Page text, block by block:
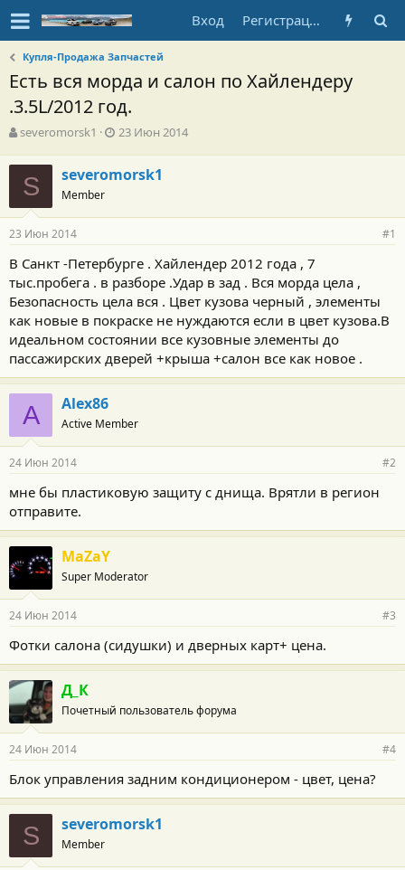
Вход Регистрация
Купля-Продажа Запчастей
Есть вся морда и салон по Хайлендеру
.3.5L/2012 год.
А
т
о
р
т
е
м
ы
severomorsk1
Д
а
а
л
а
23 Июн 2014
S severomorsk1
Member
23 Июн 2014 #1
В Санкт -Петербурге . Хайлендер 2012 года , 7
тыс.пробега . в разборе .Удар в зад . Вся морда цела ,
Безопасность цела вся . Цвет кузова черный , элементы
как новые в покраске не нуждаются если в цвет кузова.В
идеальном состоянии все кузовные элементы до
пассажирских дверей +крыша +салон все как новое .
A Alex86
Active Member
24 Июн 2014 #2
мне бы пластиковую защиту с днища. Врятли в регион
отправите.
MaZaY
Super Moderator
24 Июн 2014 #3
Фотки салона (сидушки) и дверных карт+ цена.
Д_К
Почетный пользователь форума
24 Июн 2014 #4
Блок управления задним кондиционером - цвет, цена?
S severomorsk1
Member